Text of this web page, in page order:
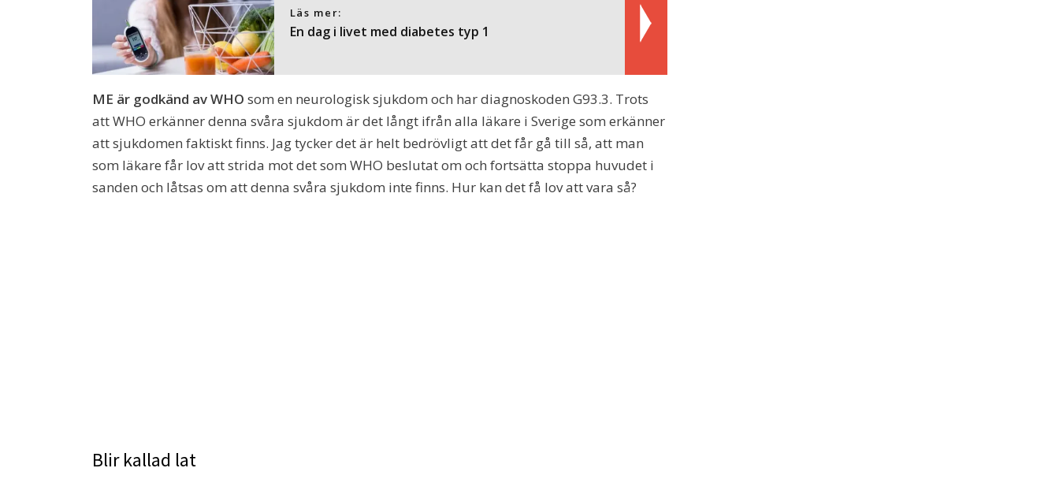
Läs mer:
En dag i livet med diabetes typ 1
ME är godkänd av WHO som en neurologisk sjukdom och har diagnoskoden G93.3. Trots
att WHO erkänner denna svåra sjukdom är det långt ifrån alla läkare i Sverige som erkänner
att sjukdomen faktiskt finns. Jag tycker det är helt bedrövligt att det får gå till så, att man
som läkare får lov att strida mot det som WHO beslutat om och fortsätta stoppa huvudet i
sanden och låtsas om att denna svåra sjukdom inte finns. Hur kan det få lov att vara så?
Blir kallad lat